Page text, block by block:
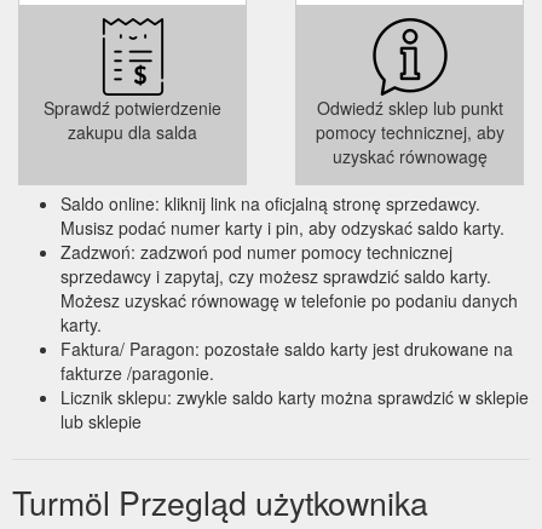
Sprawdź potwierdzenie
zakupu dla salda
Odwiedź sklep lub punkt
pomocy technicznej, aby
uzyskać równowagę
Saldo online: kliknij link na oficjalną stronę sprzedawcy.
Musisz podać numer karty i pin, aby odzyskać saldo karty.
Zadzwoń: zadzwoń pod numer pomocy technicznej
sprzedawcy i zapytaj, czy możesz sprawdzić saldo karty.
Możesz uzyskać równowagę w telefonie po podaniu danych
karty.
Faktura/ Paragon: pozostałe saldo karty jest drukowane na
fakturze /paragonie.
Licznik sklepu: zwykle saldo karty można sprawdzić w sklepie
lub sklepie
Turmöl Przegląd użytkownika